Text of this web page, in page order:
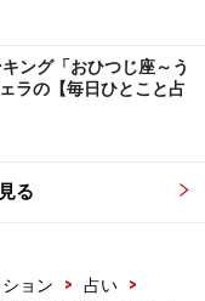
22日～1月19日
ング「おひつじ座～う
ラの【毎日ひとこと占
る
ョン > 占い
>